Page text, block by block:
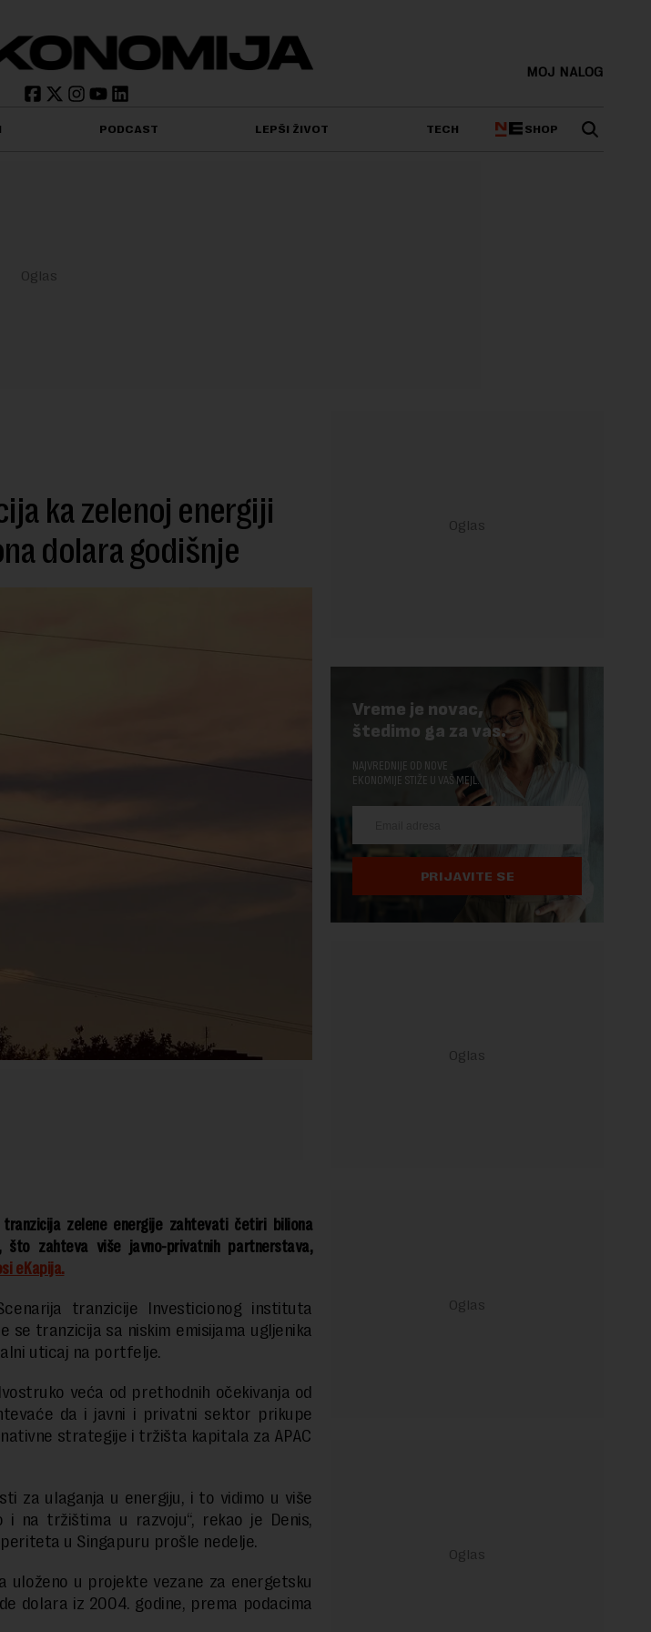
MOJ NALOG
PODCAST LEPŠI ŽIVOT TECH SHOP
ka zelenoj energiji
dolara godišnje
zelene energije zahtevati četiri biliona
zahteva više javno-privatnih partnerstava,
eKapija.
tranzicije Investicionog instituta
se tranzicija sa niskim emisijama ugljenika
uticaj na portfelje.
veća od prethodnih očekivanja od
da i javni i privatni sektor prikupe
strategije i tržišta kapitala za APAC
za ulaganja u energiju, i to vidimo u više
i na tržištima u razvoju“, rekao je Denis,
u Singapuru prošle nedelje.
uloženo u projekte vezane za energetsku
dolara iz 2004. godine, prema podacima
Vreme je novac,
štedimo ga za vas.
NAJVREDNIJE OD NOVE
EKONOMIJE STIŽE U VAŠ MEJL.
PRIJAVITE SE